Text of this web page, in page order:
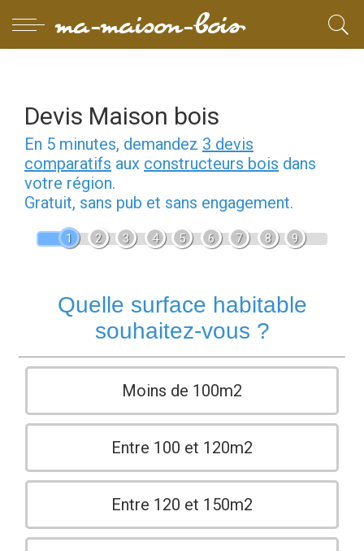
Devis Maison bois
En 5 minutes, demandez 3 devis
comparatifs aux constructeurs bois dans
votre région.
Gratuit, sans pub et sans engagement.
1 2 3 4 5 6 7 8 9
Quelle surface habitable
souhaitez-vous ?
Moins de 100m2
Entre 100 et 120m2
Entre 120 et 150m2